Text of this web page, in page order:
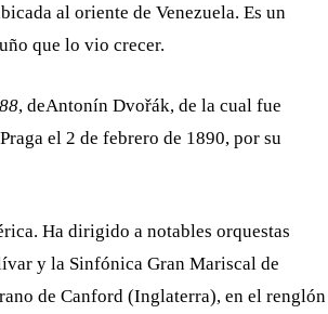
al oriente de Venezuela. Es un
que lo vio crecer.
, deAntonín Dvořák, de la cual fue
el 2 de febrero de 1890, por su
Ha dirigido a notables orquestas
y la Sinfónica Gran Mariscal de
de Canford (Inglaterra), en el renglón